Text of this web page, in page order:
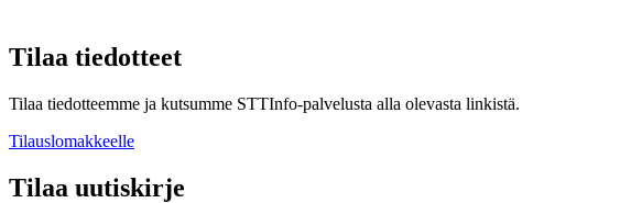
Tilaa tiedotteet
Tilaa tiedotteemme ja kutsumme STTInfo-palvelusta alla olevasta linkistä.
Tilauslomakkeelle
Tilaa uutiskirje